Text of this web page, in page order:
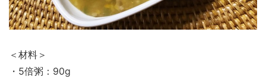
＜材料＞
・5倍粥：90g